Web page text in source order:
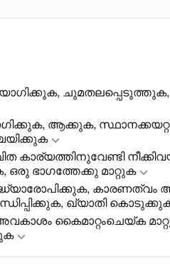
ചുമതലപ്പെടുത്തുക,
ആക്കുക,
കാര്യത്തിനുവേണ്ടി
ഭാഗത്തേക്കു മാറ്റുക
കാരണത്വം
ഖ്യാതി
കൈമാറ്റംചെയ്ക